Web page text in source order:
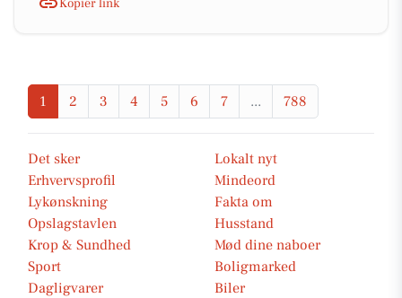
1 2 3 4 5 6 7 ... 788
Det sker
Lokalt nyt
Erhvervsprofil
Mindeord
Lykønskning
Fakta om
Opslagstavlen
Husstand
Krop & Sundhed
Mød dine naboer
Sport
Boligmarked
Dagligvarer
Biler